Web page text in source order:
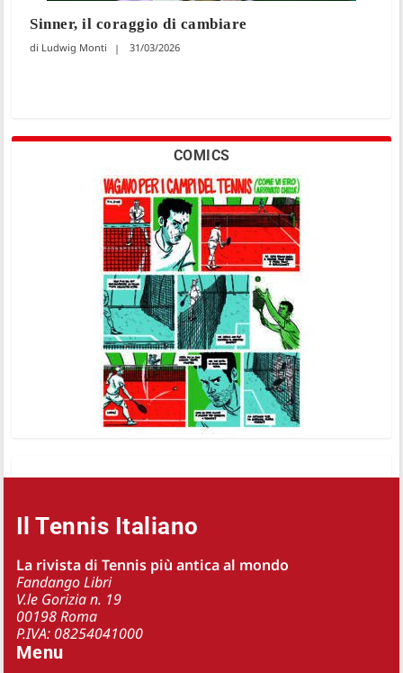
Sinner, il coraggio di cambiare
Ludwig Monti 31/03/2026
COMICS
Il Tennis Italiano
La rivista di Tennis più antica al mondo
Fandango Libri
V.le Gorizia n. 19
00198 Roma
P.IVA: 08254041000
Menu